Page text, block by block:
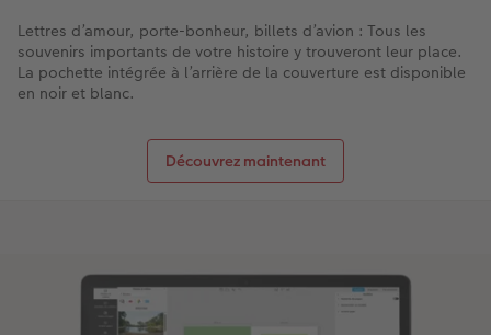
Lettres d’amour, porte-bonheur, billets d’avion : Tous les
souvenirs importants de votre histoire y trouveront leur place.
La pochette intégrée à l’arrière de la couverture est disponible
en noir et blanc.
Découvrez maintenant